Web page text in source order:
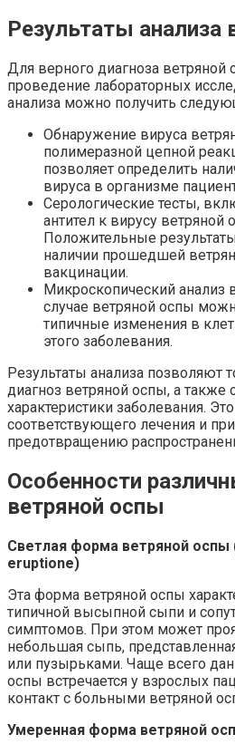
Результаты анализа
Для верного диагноза ветряной
проведение лабораторных
анализа можно получить
Обнаружение вируса
полимеразной цепной
позволяет определить
вируса в организме
Серологические тесты,
антител к вирусу ветряной
Положительные
наличии прошедшей
вакцинации.
Микроскопический анализ
случае ветряной оспы
типичные изменения в
этого заболевания.
Результаты анализа позволяют
диагноз ветряной оспы, а также
характеристики заболевания.
соответствующего лечения и
предотвращению
Особенности
ветряной оспы
Светлая форма ветряной оспы
eruptione)
Эта форма ветряной оспы
типичной высыпной сыпи и
симптомов. При этом может
небольшая сыпь,
или пузырьками. Чаще всего
оспы встречается у взрослых
контакт с больными ветряной
Умеренная форма ветряной